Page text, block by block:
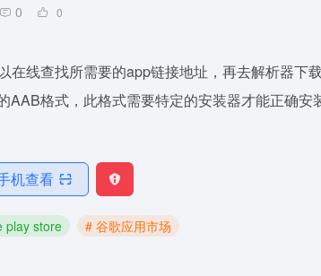
0 0
在线查找所需要的app链接地址，再去解析器下
AAB格式，此格式需要特定的安装器才能正确安
机查看
play store # 谷歌应用市场